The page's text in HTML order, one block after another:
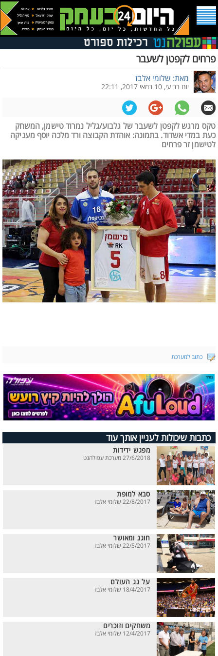
פרחים לקפטן לשעבר
מאת: שלומי אלבז
יום רביעי, 10 במאי 2017, 22:11
טקס מרגש לקפטן לשעבר של גלבוע/גליל נמרוד טישמן, המשחק
כעת במדי אשדוד. בתמונה: אוהדת הקבוצה ורד מלכה יוסף מעניקה
לטישמן זר פרחים
כתוב למערכת
כתבות שיכולות לעניין אותך עוד
מפגש ידידות
27/6/2018 מערכת עפולהנט
סבא למופת
22/8/2017 שלומי אלבז
חוגג ומאושר
22/5/2017 שלומי אלבז
על גג העולם
18/4/2017 שלומי אלבז
משחקים וזוכרים
12/4/2017 שלומי אלבז